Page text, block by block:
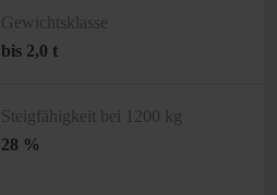
Gewichtsklasse
bis 2,0 t
Steigfähigkeit bei 1200 kg
28 %